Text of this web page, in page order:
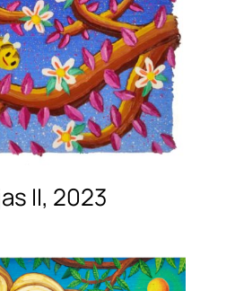
II, 2023